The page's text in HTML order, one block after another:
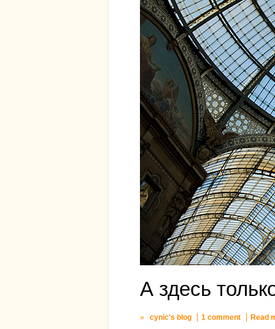
А здесь
» cynic's blog 1 comment Read